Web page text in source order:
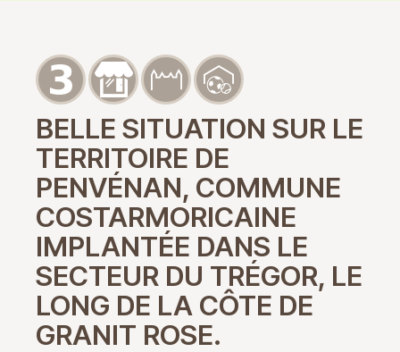
BELLE SITUATION SUR LE
TERRITOIRE DE
PENVÉNAN, COMMUNE
COSTARMORICAINE
IMPLANTÉE DANS LE
SECTEUR DU TRÉGOR, LE
LONG DE LA CÔTE DE
GRANIT ROSE.